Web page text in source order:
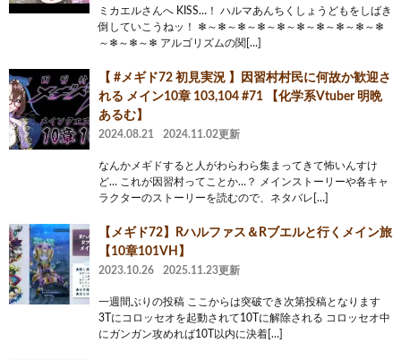
ミカエルさんへ KISS…！ ハルマあんちくしょうどもをしばき
倒していこうねッ！ ❄～❄～❄～❄～❄～❄～❄～❄～❄～❄
～❄～❄～❄ アルゴリズムの関[…]
【 #メギド72 初見実況 】因習村村民に何故か歓迎さ
れる メイン10章 103,104 #71 【化学系Vtuber 明晩
あるむ】
2024.08.21 2024.11.02更新
なんかメギドすると人がわらわら集まってきて怖いんすけ
ど… これが因習村ってことか…？ メインストーリーや各キャ
ラクターのストーリーを読むので、ネタバレ[…]
【メギド72】Rハルファス＆Rブエルと行くメイン旅
【10章101VH】
2023.10.26 2025.11.23更新
一週間ぶりの投稿 ここからは突破でき次第投稿となります
3Tにコロッセオを起動されて10Tに解除される コロッセオ中
にガンガン攻めれば10T以内に決着[…]